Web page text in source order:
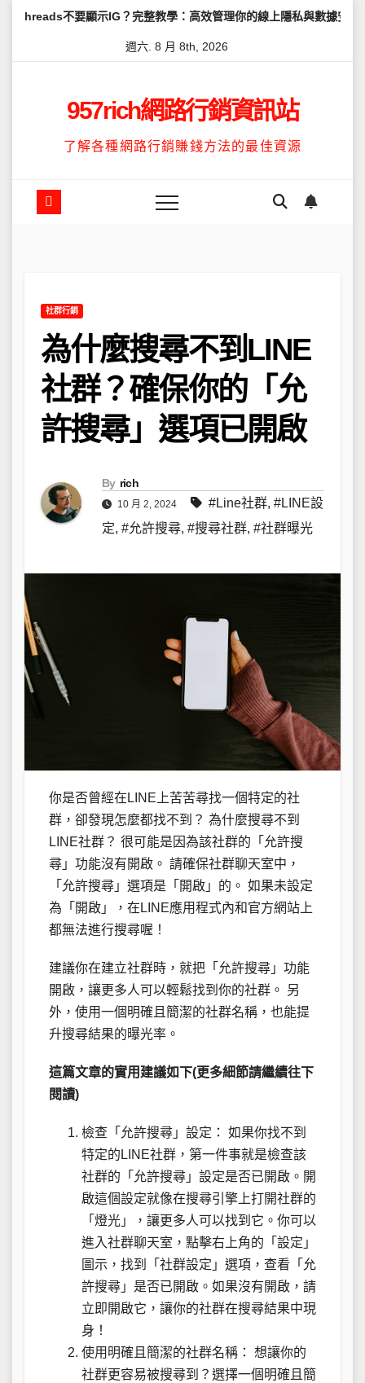
IG？完整教學：高效管理你的線上隱私與數據安全 怎麼讓
週六. 8 月 8th, 2026
957rich網路行銷資訊站
了解各種網路行銷賺錢方法的最佳資源
社群行銷
為什麼搜尋不到LINE
社群？確保你的「允
許搜尋」選項已開啟
By rich
10 月 2, 2024 #Line社群, #LINE設
定, #允許搜尋, #搜尋社群, #社群曝光
你是否曾經在LINE上苦苦尋找一個特定的社
群，卻發現怎麼都找不到？ 為什麼搜尋不到
LINE社群？ 很可能是因為該社群的「允許搜
尋」功能沒有開啟。 請確保社群聊天室中，
「允許搜尋」選項是「開啟」的。 如果未設定
為「開啟」，在LINE應用程式內和官方網站上
都無法進行搜尋喔！
建議你在建立社群時，就把「允許搜尋」功能
開啟，讓更多人可以輕鬆找到你的社群。 另
外，使用一個明確且簡潔的社群名稱，也能提
升搜尋結果的曝光率。
這篇文章的實用建議如下(更多細節請繼續往下
閱讀)
檢查「允許搜尋」設定： 如果你找不到
特定的LINE社群，第一件事就是檢查該
社群的「允許搜尋」設定是否已開啟。開
啟這個設定就像在搜尋引擎上打開社群的
「燈光」，讓更多人可以找到它。你可以
進入社群聊天室，點擊右上角的「設定」
圖示，找到「社群設定」選項，查看「允
許搜尋」是否已開啟。如果沒有開啟，請
立即開啟它，讓你的社群在搜尋結果中現
身！
使用明確且簡潔的社群名稱： 想讓你的
社群更容易被搜尋到？選擇一個明確且簡